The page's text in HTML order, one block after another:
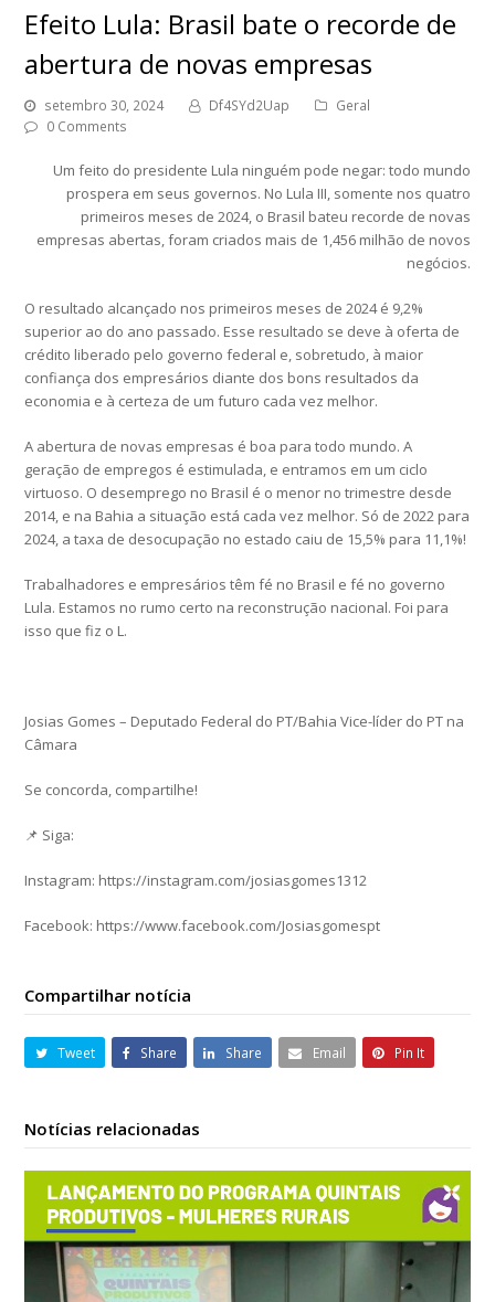
Efeito Lula: Brasil bate o recorde de
abertura de novas empresas
setembro 30, 2024 Df4SYd2Uap
Geral
0 Comments
Um feito do presidente Lula ninguém pode negar: todo mundo
prospera em seus governos. No Lula III, somente nos quatro
primeiros meses de 2024, o Brasil bateu recorde de novas
empresas abertas, foram criados mais de 1,456 milhão de novos
negócios.
O resultado alcançado nos primeiros meses de 2024 é 9,2%
superior ao do ano passado. Esse resultado se deve à oferta de
crédito liberado pelo governo federal e, sobretudo, à maior
confiança dos empresários diante dos bons resultados da
economia e à certeza de um futuro cada vez melhor.
A abertura de novas empresas é boa para todo mundo. A
geração de empregos é estimulada, e entramos em um ciclo
virtuoso. O desemprego no Brasil é o menor no trimestre desde
2014, e na Bahia a situação está cada vez melhor. Só de 2022 para
2024, a taxa de desocupação no estado caiu de 15,5% para 11,1%!
Trabalhadores e empresários têm fé no Brasil e fé no governo
Lula. Estamos no rumo certo na reconstrução nacional. Foi para
isso que fiz o L.
Josias Gomes – Deputado Federal do PT/Bahia Vice-líder do PT na
Câmara
Se concorda, compartilhe!
📌 Siga:
Instagram: https://instagram.com/josiasgomes1312
Facebook: https://www.facebook.com/Josiasgomespt
Compartilhar notícia
Tweet Share Share Email Pin It
Notícias relacionadas